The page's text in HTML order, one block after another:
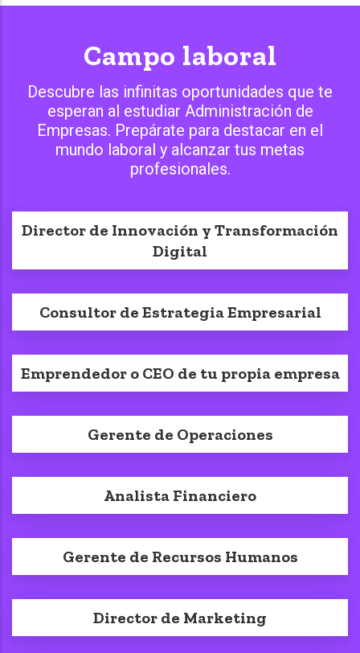
Campo laboral
Descubre las infinitas oportunidades que te
esperan al estudiar Administración de
Empresas. Prepárate para destacar en el
mundo laboral y alcanzar tus metas
profesionales.
Director de Innovación y Transformación
Digital
Consultor de Estrategia Empresarial
Emprendedor o CEO de tu propia empresa
Gerente de Operaciones
Analista Financiero
Gerente de Recursos Humanos
Director de Marketing